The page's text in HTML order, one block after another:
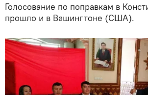
Голосование по поправкам в
прошло и в Вашингтоне (США).